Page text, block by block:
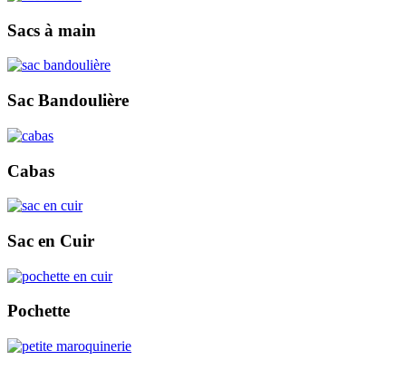
Sacs à main
Sac Bandoulière
Cabas
Sac en Cuir
Pochette